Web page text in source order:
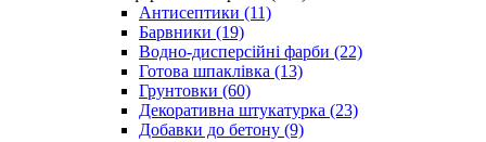
Антисептики (11)
Барвники (19)
Водно-дисперсійні фарби (22)
Готова шпаклівка (13)
Грунтовки (60)
Декоративна штукатурка (23)
Добавки до бетону (9)